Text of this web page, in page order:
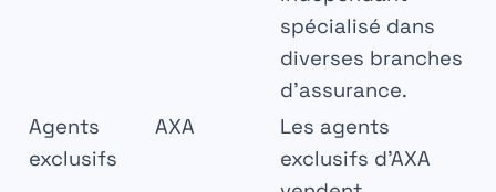
spécialisé dans
diverses branches
d’assurance.
Agents
exclusifs
AXA
Les agents
exclusifs d’AXA